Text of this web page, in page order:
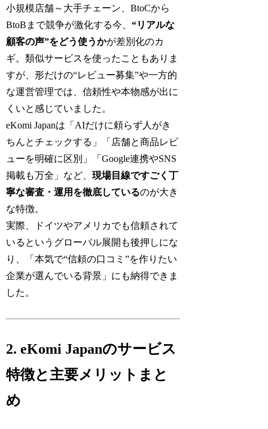
小規模店舗～大手チェーン、BtoCから
BtoBまで競争が激化する今、“リアルな
顧客の声”をどう使うかが差別化のカ
ギ。類似サービスを使ったこともありま
すが、形だけの“レビュー募集”や一方的
な運営管理では、信頼性や本物感が出に
くいと感じていました。
eKomi Japanは「AIだけに頼らず人がき
ちんとチェックする」「店舗と商品レビ
ューを明確に区別」「Google連携やSNS
掲載も万全」など、現場目線ですごく丁
寧な審査・運用を徹底しているのが大き
な特徴。
実際、ドイツやアメリカでも信頼されて
いるというグローバル展開も後押しにな
り、「本気で“信頼の口コミ”を作りたい
企業が選んでいる背景」にも納得できま
した。
2. eKomi Japanのサービス
特徴と主要メリットまと
め